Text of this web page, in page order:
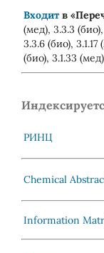
Входит в «
(мед), 3.3.3
3.3.6 (био),
(био), 3.1.33
РИНЦ
Chemical
Information